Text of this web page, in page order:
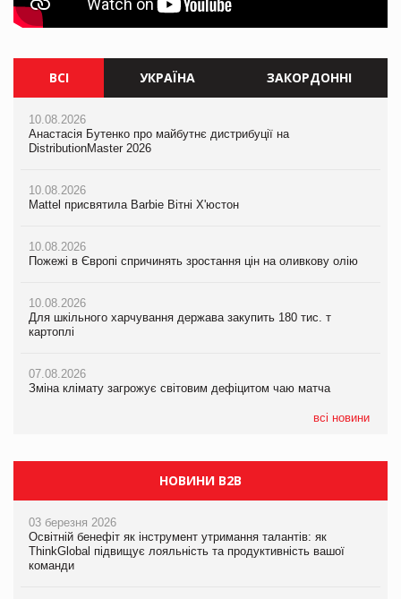
ВСІ УКРАЇНА ЗАКОРДОННІ
10.08.2026
Анастасія Бутенко про майбутнє дистрибуції на
DistributionMaster 2026
10.08.2026
Mattel присвятила Barbie Вітні Х'юстон
10.08.2026
Пожежі в Європі спричинять зростання цін на оливкову олію
10.08.2026
Для шкільного харчування держава закупить 180 тис. т
картоплі
07.08.2026
Зміна клімату загрожує світовим дефіцитом чаю матча
всі новини
10.08.2026
Анастасія Бутенко про майбутнє дистрибуції на
DistributionMaster 2026
10.08.2026
Mattel присвятила Barbie Вітні Х'юстон
10.08.2026
Пожежі в Європі спричинять зростання цін на оливкову олію
10.08.2026
Для шкільного харчування держава закупить 180 тис. т
картоплі
07.08.2026
Зміна клімату загрожує світовим дефіцитом чаю матча
10.08.2026
Mattel присвятила Barbie Вітні Х'юстон
Пожежі в Європі спричинять зростання цін на оливкову олію
Зміна клімату загрожує світовим дефіцитом чаю матча
Криза у Китаї може спричинити великі потрясіння для світової
економіки
Kraft Heinz скоротила збиток у першому півріччі
НОВИНИ B2B
03 березня 2026
Освітній бенефіт як інструмент утримання талантів: як
ThinkGlobal підвищує лояльність та продуктивність вашої
команди